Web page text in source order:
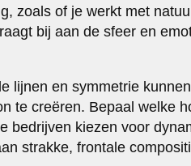
zoals of je werkt met
bij aan de sfeer en
lijnen en symmetrie
te creëren. Bepaal welke
bedrijven kiezen voor
strakke, frontale